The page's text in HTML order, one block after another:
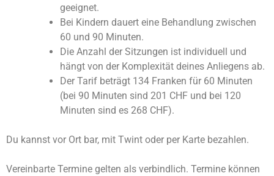
geeignet.
Bei Kindern dauert eine Behandlung zwischen
60 und 90 Minuten.
Die Anzahl der Sitzungen ist individuell und
hängt von der Komplexität deines Anliegens ab.
Der Tarif beträgt 134 Franken für 60 Minuten
(bei 90 Minuten sind 201 CHF und bei 120
Minuten sind es 268 CHF).
Du kannst vor Ort bar, mit Twint oder per Karte bezahlen.
Vereinbarte Termine gelten als verbindlich. Termine können